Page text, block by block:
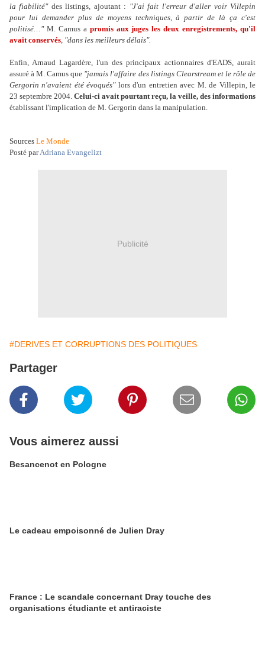
la fiabilité"des listings, ajoutant : "J'ai fait l'erreur d'aller voir Villepin
pour lui demander plus de moyens techniques, à partir de là ça c'est
politisé…"M. Camus a promis aux juges les deux enregistrements, qu'il
avait conservés, "dans les meilleurs délais".
Enfin, Arnaud Lagardère, l'un des principaux actionnaires d'EADS, aurait
assuré à M. Camus que "jamais l'affaire des listings Clearstream et le rôle de
Gergorin n'avaient été évoqués"lors d'un entretien avec M. de Villepin, le
23 septembre 2004. Celui-ci avait pourtant reçu, la veille, des informations
établissant l'implication de M. Gergorin dans la manipulation.
Sources Le Monde
Posté parAdriana Evangelizt
Publicité
#DERIVES ET CORRUPTIONS DES POLITIQUES
Partager
Vous aimerez aussi
Besancenot en Pologne
Le cadeau empoisonné de Julien Dray
France : Le scandale concernant Dray touche des
organisations étudiante et antiraciste